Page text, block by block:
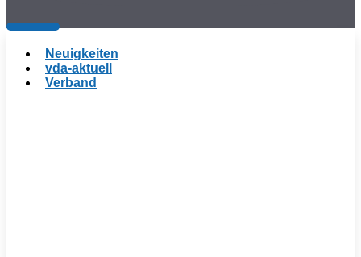
Neuigkeiten
vda-aktuell
Verband